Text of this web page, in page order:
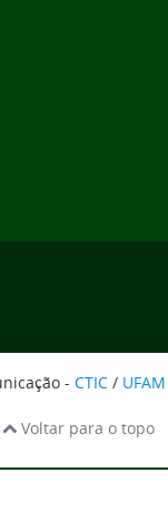
- CTIC / UFAM
Voltar para o topo